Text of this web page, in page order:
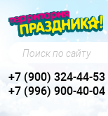
Поиск по сайту
+7 (900) 324-44-53
+7 (996) 900-40-04